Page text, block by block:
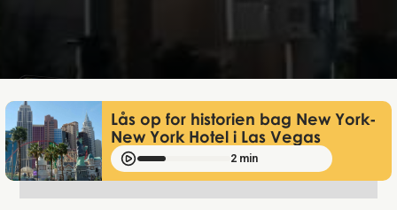
Lås op for historien bag New York-
New York Hotel i Las Vegas
2 min